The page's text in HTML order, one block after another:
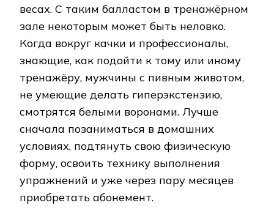
весах. С таким балластом в тренажёрном
зале некоторым может быть неловко.
Когда вокруг качки и профессионалы,
знающие, как подойти к тому или иному
тренажёру, мужчины с пивным животом,
не умеющие делать гиперэкстензию,
смотрятся белыми воронами. Лучше
сначала позаниматься в домашних
условиях, подтянуть свою физическую
форму, освоить технику выполнения
упражнений и уже через пару месяцев
приобретать абонемент.